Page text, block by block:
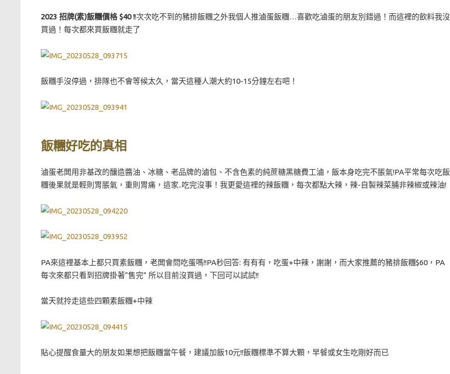
2023 招牌(素)飯糰價格 $40 !!次次吃不到的豬排飯糰之外我個人推滷蛋飯糰…喜歡吃滷蛋的朋友別錯過！而這裡的飲料我沒
買過！每次都來買飯糰就走了
飯糰手沒停過，排隊也不會等候太久，當天這種人潮大約10-15分鐘左右吧！
飯糰好吃的真相
滷蛋老闆用非基改的釀造醬油、冰糖、老品牌的滷包、不含色素的純蔗糖黑糖費工滷，飯本身吃完不脹氣!PA平常每次吃飯
糰後果就是輕則胃脹氣，重則胃痛，這家..吃完沒事！我更愛這裡的辣飯糰，每次都點大辣，辣-自製辣菜脯非辣椒或辣油!
PA來這裡基本上都只買素飯糰，老闆會問吃蛋嗎!!PA秒回答: 有有有，吃蛋+中辣，謝謝，而大家推薦的豬排飯糰$60，PA
每次來都只看到招牌掛著”售完” 所以目前沒買過，下回可以試試!!
當天就拎走這些四顆素飯糰+中辣
貼心提醒食量大的朋友如果想把飯糰當午餐，建議加飯10元!!飯糰標準不算大顆，早餐或女生吃剛好而已